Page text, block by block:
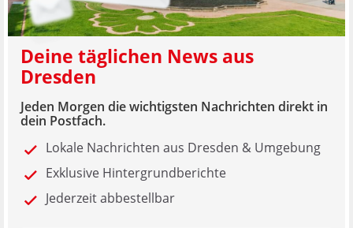
Deine täglichen News aus
Dresden
Jeden Morgen die wichtigsten Nachrichten direkt in
dein Postfach.
Lokale Nachrichten aus Dresden & Umgebung
Exklusive Hintergrundberichte
Jederzeit abbestellbar